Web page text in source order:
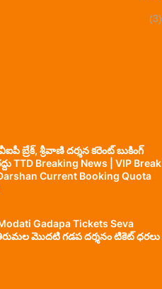
(3)
బ్రేక్, శ్రీవాణి దర్శన కరెంట్ బుకింగ్
TTD Breaking News | VIP Break
Current Booking Quota
Gadapa Tickets Seva
మొదటి గడప దర్శనం టికెట్ ధరలు